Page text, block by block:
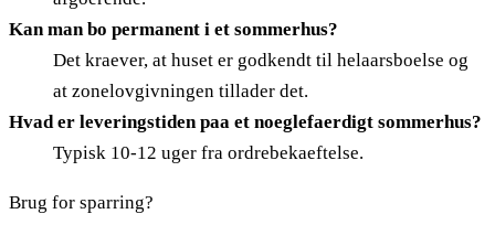
Kan man bo permanent i et sommerhus?
Det kraever, at huset er godkendt til helaarsboelse og
at zonelovgivningen tillader det.
Hvad er leveringstiden paa et noeglefaerdigt sommerhus?
Typisk 10-12 uger fra ordrebekaeftelse.
Brug for sparring?